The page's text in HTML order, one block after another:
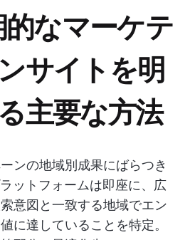
なマーケテ
サイトを明
主要な方法
ンの地域別成果にばらつき
ットフォームは即座に、広
意図と一致する地域でエン
に達していることを特定。